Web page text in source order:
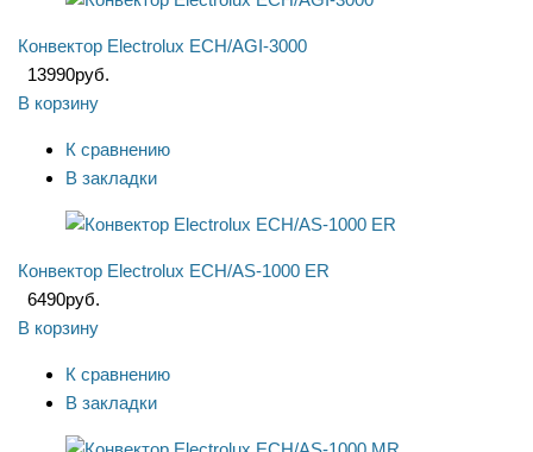
Конвектор Electrolux ECH/AGI-3000
13990руб.
В корзину
К сравнению
В закладки
Конвектор Electrolux ECH/AS-1000 ER
6490руб.
В корзину
К сравнению
В закладки